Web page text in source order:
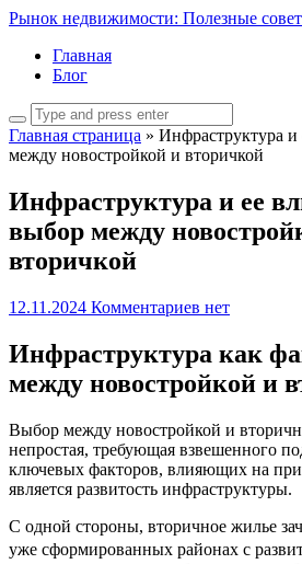
Рынок недвижимости: Полезные
Главная
Блог
Главная страница » Инфраструктура
между новостройкой и вторичкой
Инфраструктура и ее
выбор между
вторичкой
12.11.2024 Комментариев нет
Инфраструктура как
между новостройкой и
Выбор между новостройкой и
непростая, требующая взвешенного
ключевых факторов, влияющих на
является развитость инфраструктуры.
С одной стороны, вторичное жилье
уже сформированных районах с